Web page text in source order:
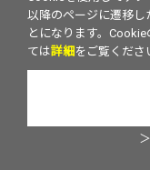
以降のページに遷移し
とになります。
ては詳細 をご覧くださ